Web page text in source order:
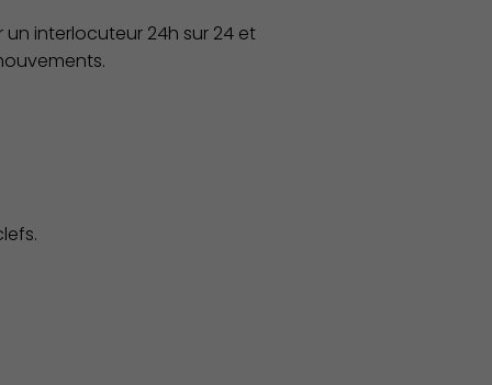
interlocuteur 24h sur 24 et